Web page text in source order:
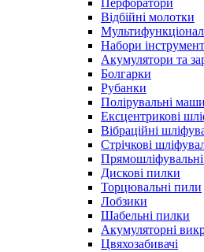
Перфоратори
Відбійні молотки
Набори
Акумулятори та
Болгарки
Рубанки
Полірувальні
Ексцентрикові
Вібраційні
Стрічкові
Дискові пилки
Торцювальні пили
Лобзики
Шабельні пилки
Акумуляторні
Цвяхозабивачі